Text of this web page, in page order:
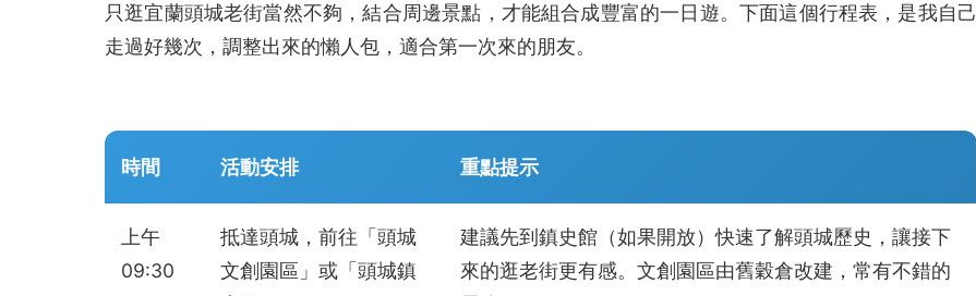
只逛宜蘭頭城老街當然不夠，結合周邊景點，才能組合成豐富的一日遊。下面這個行程表，是我自己
走過好幾次，調整出來的懶人包，適合第一次來的朋友。
時間 活動安排 重點提示
上午
09:30
抵達頭城，前往「頭城
文創園區」或「頭城鎮
建議先到鎮史館（如果開放）快速了解頭城歷史，讓接下
來的逛老街更有感。文創園區由舊穀倉改建，常有不錯的